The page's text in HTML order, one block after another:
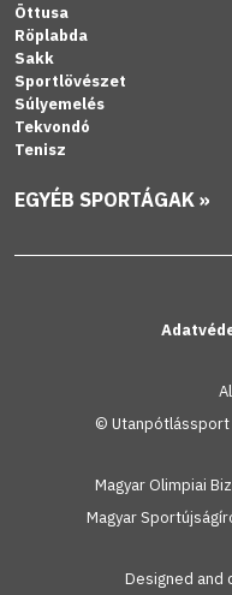
Öttusa
Röplabda
Sakk
Sportlövészet
Súlyemelés
Tekvondó
Tenisz
EGYÉB SPORTÁGAK »
© Utanpótlássport
Magyar Olimpiai
Magyar
Designed and